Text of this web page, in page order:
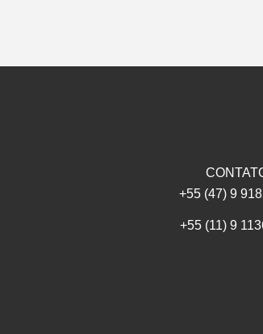
+55 (47) 9
+55 (11) 9